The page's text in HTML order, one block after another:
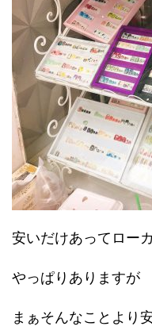
安いだけあってロー
やっぱりありますが
まぁそんなことより